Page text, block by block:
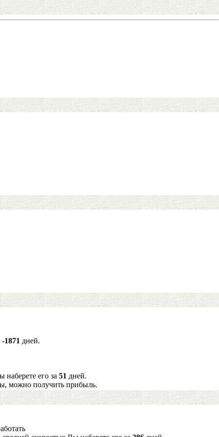
-1871 дней.
его за 51 дней.
можно получить прибыль.